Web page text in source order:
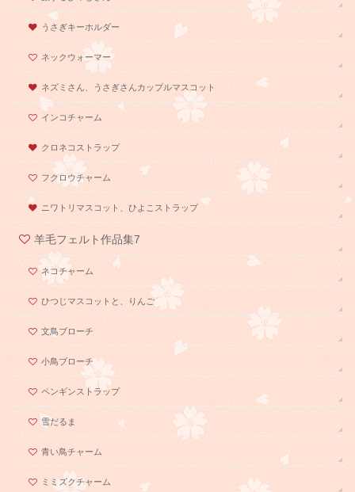
うさぎキーホルダー
ネックウォーマー
ネズミさん、うさぎさんカップルマスコット
インコチャーム
クロネコストラップ
フクロウチャーム
ニワトリマスコット、ひよこストラップ
羊毛フェルト作品集7
ネコチャーム
ひつじマスコットと、りんご
文鳥ブローチ
小鳥ブローチ
ペンギンストラップ
雪だるま
青い鳥チャーム
ミミズクチャーム